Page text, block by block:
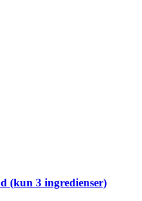
(kun 3 ingredienser)